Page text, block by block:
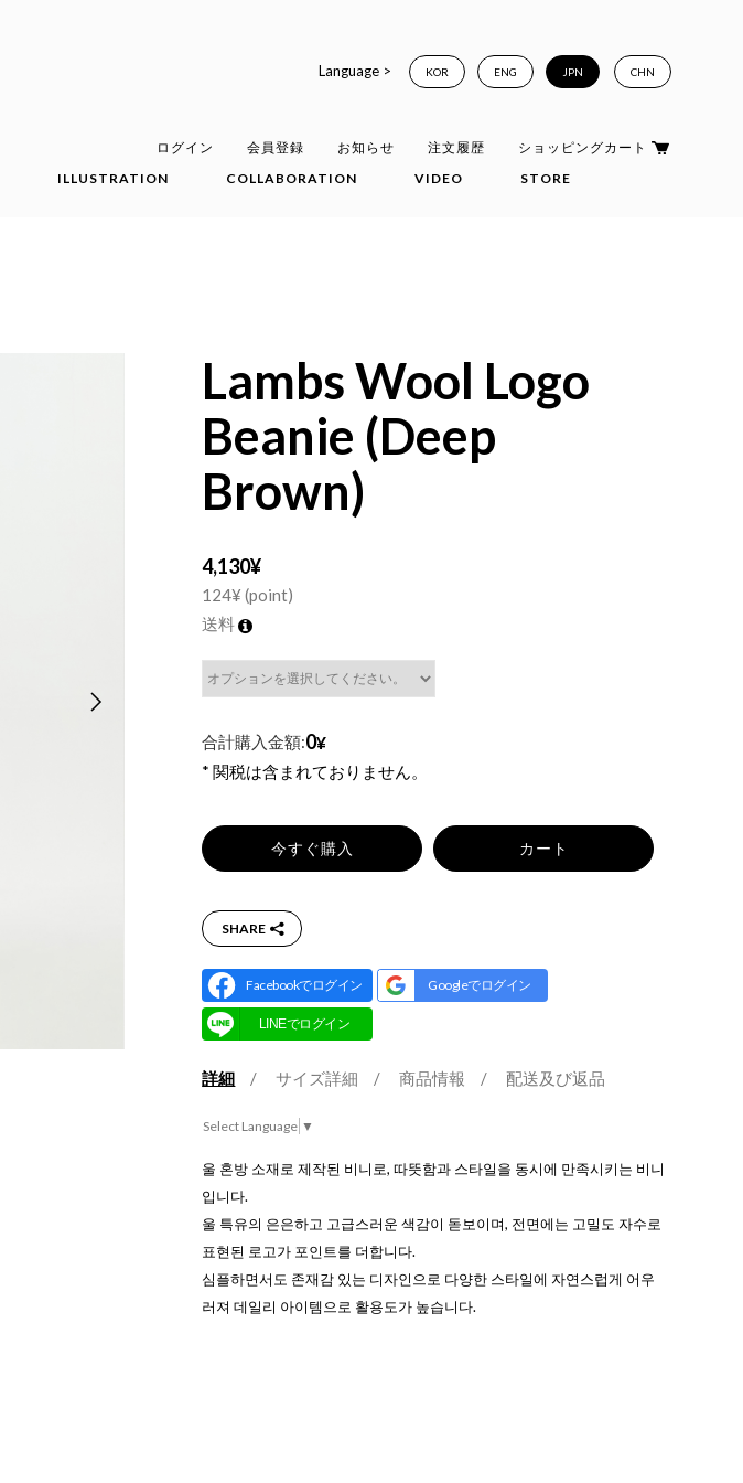
Language > KOR ENG JPN CHN
ログイン 会員登録 お知らせ 注文履歴
ショッピングカート
ILLUSTRATION COLLABORATION VIDEO STORE
Lambs Wool Logo
Beanie (Deep
Brown)
4,130¥
124¥ (point)
送料
合計購入金額:0¥
* 関税は含まれておりません。
今すぐ購入 カート
SHARE
Facebookでログイン Googleでログイン
詳細 / サイズ詳細 / 商品情報 / 配送及び返品
Select Language ▼
울 혼방 소재로 제작된 비니로, 따뜻함과 스타일을 동시에 만족시키는 비니
입니다.
울 특유의 은은하고 고급스러운 색감이 돋보이며, 전면에는 고밀도 자수로
표현된 로고가 포인트를 더합니다.
심플하면서도 존재감 있는 디자인으로 다양한 스타일에 자연스럽게 어우
러져 데일리 아이템으로 활용도가 높습니다.